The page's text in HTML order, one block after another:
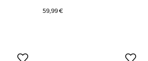
59,99 €